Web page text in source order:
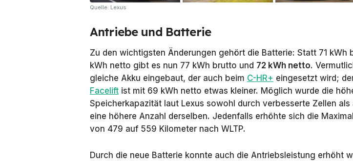
Quelle: Lexus
Antriebe und Batterie
Zu den wichtigsten Änderungen gehört die Batterie: Statt 71 kWh
kWh netto gibt es nun 77 kWh brutto und 72 kWh netto.
gleiche Akku eingebaut, der auch beim C-HR+ eingesetzt wird;
Facelift ist mit 69 kWh netto etwas kleiner. Möglich wurde die
Speicherkapazität laut Lexus sowohl durch verbesserte Zellen als
eine höhere Anzahl derselben. Jedenfalls erhöhte sich die
von 479 auf 559 Kilometer nach WLTP.
Durch die neue Batterie konnte auch die Antriebsleistung erhöht